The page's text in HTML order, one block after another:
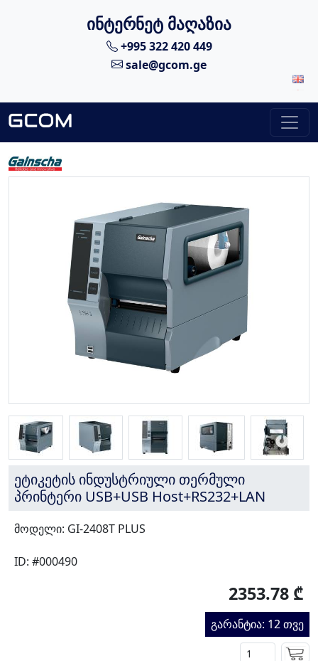
ინტერნეტ მაღაზია
+995 322 420 449
sale@gcom.ge
ეტიკეტის ინდუსტრიული თერმული
პრინტერი USB+USB Host+RS232+LAN
მოდელი: GI-2408T PLUS
ID: #000490
2353.78 ₾
გარანტია: 12 თვე